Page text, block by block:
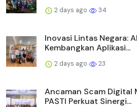
2 days ago 34
Inovasi Lintas Negara:
Kembangkan Aplikasi...
2 days ago 23
Ancaman Scam Digital
PASTI Perkuat Sinergi...